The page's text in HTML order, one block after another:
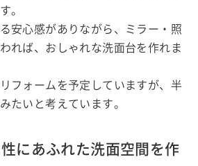
。
安心感がありながら、ミラー・照
れば、おしゃれな洗面台を作れま
フォームを予定していますが、半
たいと考えています。
にあふれた洗面空間を作